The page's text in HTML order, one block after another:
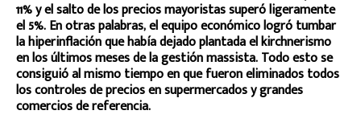
11% y el salto de los precios mayoristas superó ligeramente
el 5%. En otras palabras, el equipo económico logró tumbar
la hiperinflación que había dejado plantada el kirchnerismo
en los últimos meses de la gestión massista. Todo esto se
consiguió al mismo tiempo en que fueron eliminados todos
los controles de precios en supermercados y grandes
comercios de referencia.